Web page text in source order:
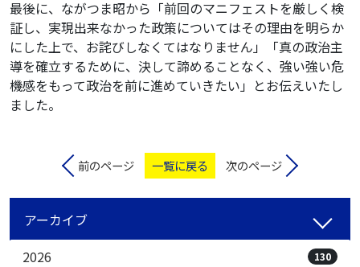
最後に、ながつま昭から「前回のマニフェストを厳しく検
証し、実現出来なかった政策についてはその理由を明らか
にした上で、お詫びしなくてはなりません」「真の政治主
導を確立するために、決して諦めることなく、強い強い危
機感をもって政治を前に進めていきたい」とお伝えいたし
ました。
前のページ 一覧に戻る 次のページ
アーカイブ
2026
130